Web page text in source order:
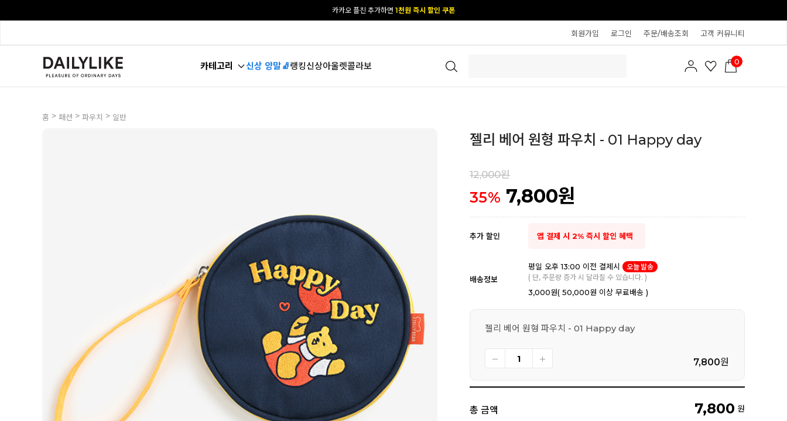
[공식몰 단독] 앱 다운받고2% 결제 할인 받기
회원가입 로그인 주문/배송조회 고객 커뮤니티
카테고리 신상 양말🧦랭킹신상아울렛콜라보 0
홈 > 패션 > 파우치 > 일반
젤리 베어 원형 파우치 - 01 Happy day
12,000원
35% 7,800원
추가 할인 앱 결제 시 2% 즉시 할인 혜택
배송정보
평일 오후 13:00 이전 결제시
오늘 발송
( 단, 주문량 증가 시 달라질 수 있습니다. )
3,000원( 50,000원 이상 무료배송 )
젤리 베어 원형 파우치 - 01 Happy day
7,800원
총 금액 7,800 원